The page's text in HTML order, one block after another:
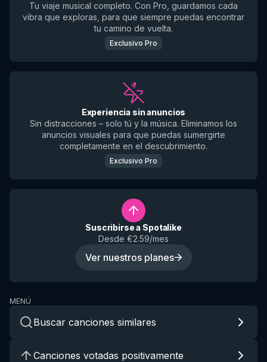
Tu viaje musical completo. Con Pro, guardamos cada
vibra que exploras, para que siempre puedas encontrar
tu camino de vuelta.
Exclusivo Pro
Experiencia sin anuncios
Sin distracciones – solo tú y la música. Eliminamos los
anuncios visuales para que puedas sumergirte
completamente en el descubrimiento.
Exclusivo Pro
Suscribirse a Spotalike
Desde €2.59/mes
Ver nuestros planes
MENÚ
Buscar canciones similares
Canciones votadas positivamente